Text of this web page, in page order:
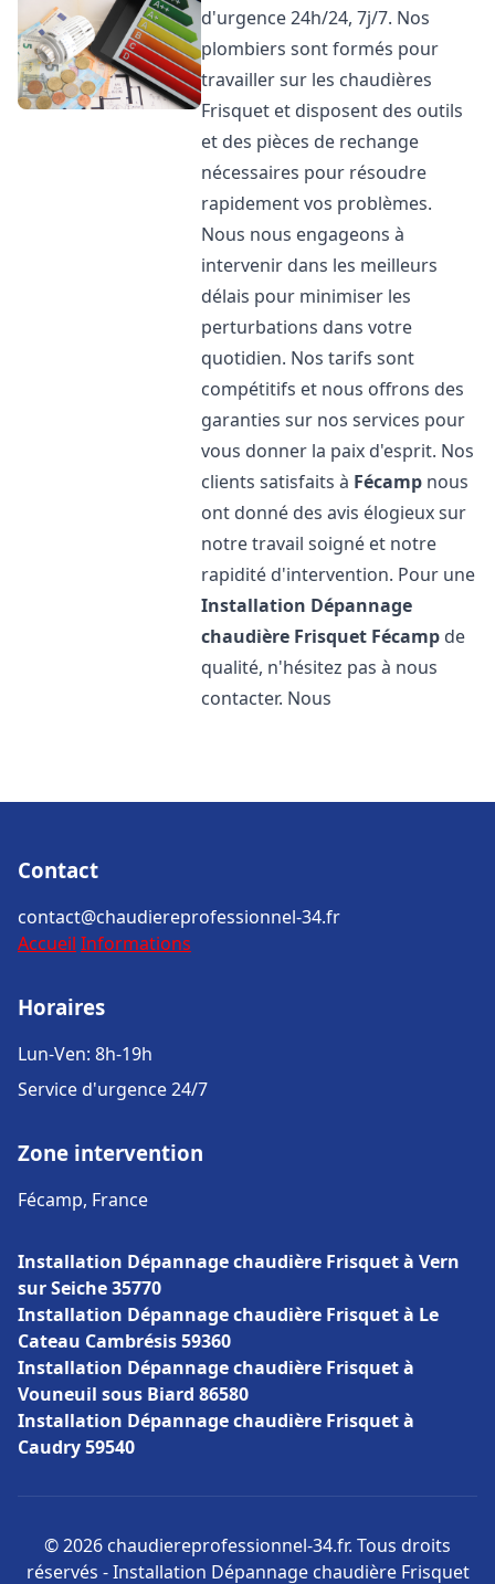
d'urgence 24h/24, 7j/7. Nos
plombiers sont formés pour
travailler sur les chaudières
Frisquet et disposent des outils
et des pièces de rechange
nécessaires pour résoudre
rapidement vos problèmes.
Nous nous engageons à
intervenir dans les meilleurs
délais pour minimiser les
perturbations dans votre
quotidien. Nos tarifs sont
compétitifs et nous offrons des
garanties sur nos services pour
vous donner la paix d'esprit. Nos
clients satisfaits à Fécamp nous
ont donné des avis élogieux sur
notre travail soigné et notre
rapidité d'intervention. Pour une
Installation Dépannage
chaudière Frisquet Fécamp de
qualité, n'hésitez pas à nous
contacter. Nous
Contact
contact@chaudiereprofessionnel-34.fr
Accueil Informations
Horaires
Lun-Ven: 8h-19h
Service d'urgence 24/7
Zone intervention
Fécamp, France
Installation Dépannage chaudière Frisquet à Vern
sur Seiche 35770
Installation Dépannage chaudière Frisquet à Le
Cateau Cambrésis 59360
Installation Dépannage chaudière Frisquet à
Vouneuil sous Biard 86580
Installation Dépannage chaudière Frisquet à
Caudry 59540
© 2026 chaudiereprofessionnel-34.fr. Tous droits
réservés - Installation Dépannage chaudière Frisquet